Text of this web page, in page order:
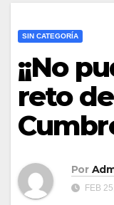
SIN CATEGORÍA
¡¡No
reto
Por
FEB